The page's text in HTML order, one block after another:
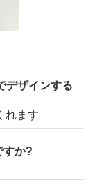
デザインする
れます
すか?